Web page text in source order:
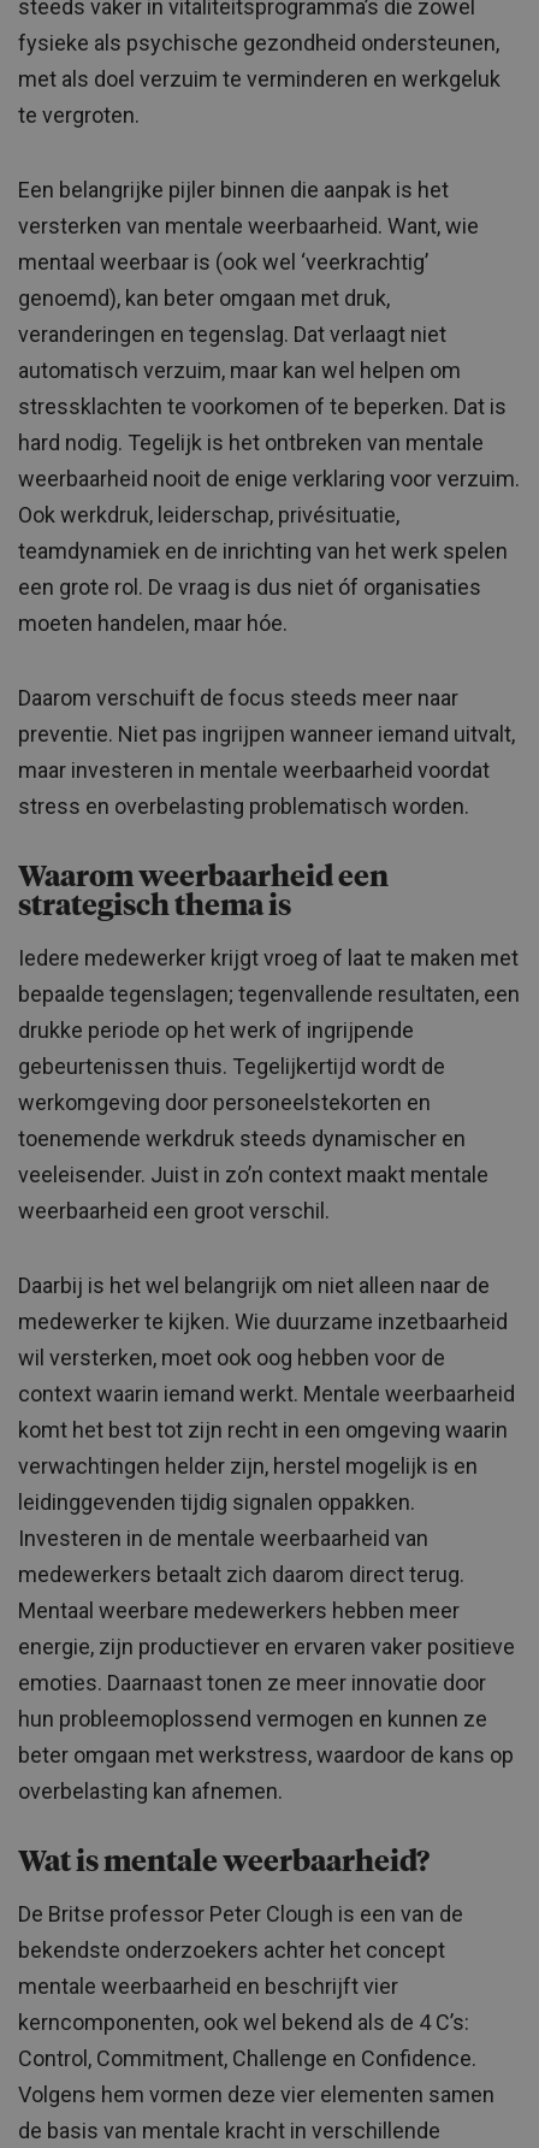
steeds vaker in vitaliteitsprogramma’s die zowel
fysieke als psychische gezondheid ondersteunen,
met als doel verzuim te verminderen en werkgeluk
te vergroten.
Een belangrijke pijler binnen die aanpak is het
versterken van mentale weerbaarheid. Want, wie
mentaal weerbaar is (ook wel ‘veerkrachtig’
genoemd), kan beter omgaan met druk,
veranderingen en tegenslag. Dat verlaagt niet
automatisch verzuim, maar kan wel helpen om
stressklachten te voorkomen of te beperken. Dat is
hard nodig. Tegelijk is het ontbreken van mentale
weerbaarheid nooit de enige verklaring voor verzuim.
Ook werkdruk, leiderschap, privésituatie,
teamdynamiek en de inrichting van het werk spelen
een grote rol. De vraag is dus niet óf organisaties
moeten handelen, maar hóe.
Daarom verschuift de focus steeds meer naar
preventie. Niet pas ingrijpen wanneer iemand uitvalt,
maar investeren in mentale weerbaarheid voordat
stress en overbelasting problematisch worden.
Waarom weerbaarheid een
strategisch thema is
Iedere medewerker krijgt vroeg of laat te maken met
bepaalde tegenslagen; tegenvallende resultaten, een
drukke periode op het werk of ingrijpende
gebeurtenissen thuis. Tegelijkertijd wordt de
werkomgeving door personeelstekorten en
toenemende werkdruk steeds dynamischer en
veeleisender. Juist in zo’n context maakt mentale
weerbaarheid een groot verschil.
Daarbij is het wel belangrijk om niet alleen naar de
medewerker te kijken. Wie duurzame inzetbaarheid
wil versterken, moet ook oog hebben voor de
context waarin iemand werkt. Mentale weerbaarheid
komt het best tot zijn recht in een omgeving waarin
verwachtingen helder zijn, herstel mogelijk is en
leidinggevenden tijdig signalen oppakken.
Investeren in de mentale weerbaarheid van
medewerkers betaalt zich daarom direct terug.
Mentaal weerbare medewerkers hebben meer
energie, zijn productiever en ervaren vaker positieve
emoties. Daarnaast tonen ze meer innovatie door
hun probleemoplossend vermogen en kunnen ze
beter omgaan met werkstress, waardoor de kans op
overbelasting kan afnemen.
Wat is mentale weerbaarheid?
De Britse professor Peter Clough is een van de
bekendste onderzoekers achter het concept
mentale weerbaarheid en beschrijft vier
kerncomponenten, ook wel bekend als de 4 C’s:
Control, Commitment, Challenge en Confidence.
Volgens hem vormen deze vier elementen samen
de basis van mentale kracht in verschillende